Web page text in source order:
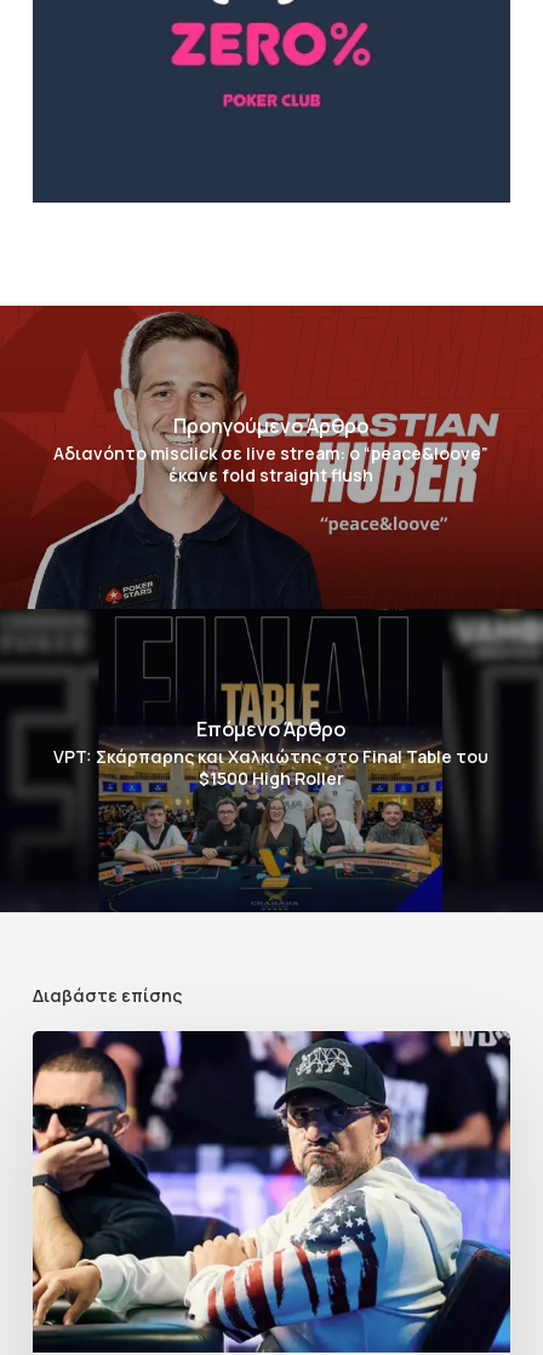
Προηγούμενο Άρθρο
Αδιανόητο misclick σε live stream: ο “peace&loove”
έκανε fold straight flush
Επόμενο Άρθρο
VPT: Σκάρπαρης και Χαλκιώτης στο Final Table του
$1500 High Roller
Διαβάστε επίσης